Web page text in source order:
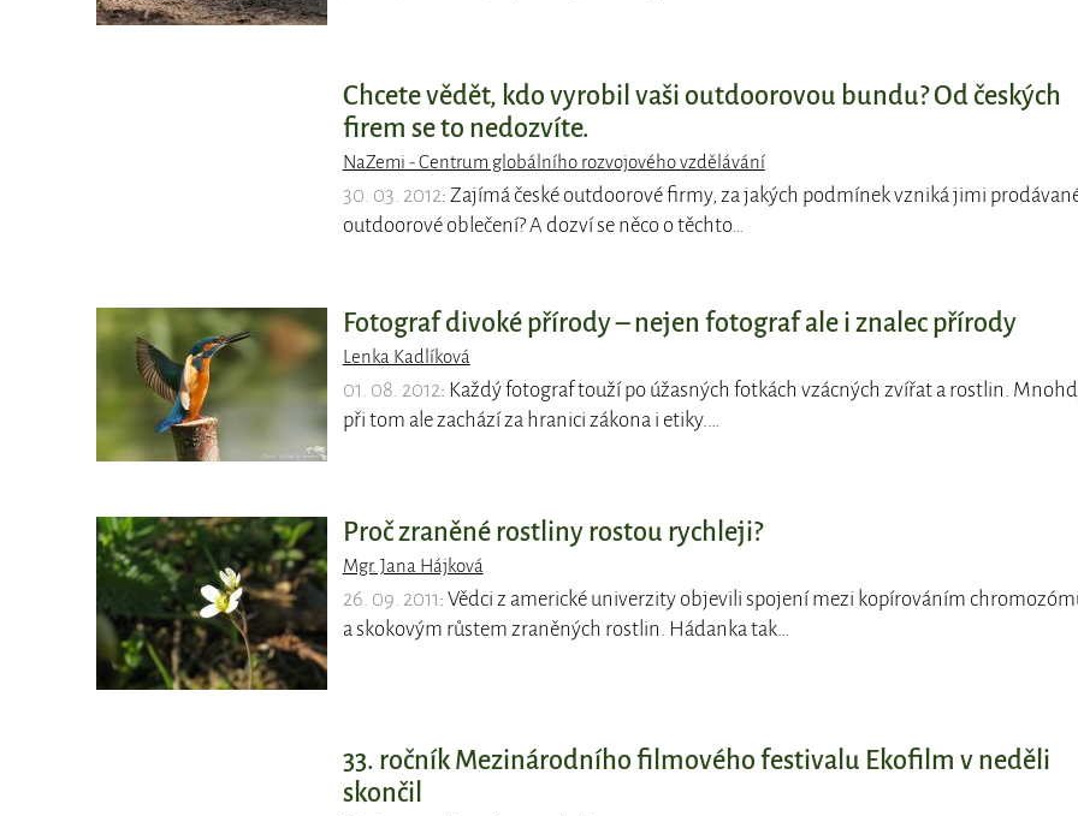
Chcete vědět, kdo vyrobil vaši outdoorovou bundu? Od českých
firem se to nedozvíte.
NaZemi - Centrum globálního rozvojového vzdělávání
30. 03. 2012: Zajímá české outdoorové firmy, za jakých podmínek vzniká jimi
outdoorové oblečení? A dozví se něco o těchto…
Fotograf divoké přírody – nejen fotograf ale i znalec přírody
Lenka Kadlíková
01. 08. 2012: Každý fotograf touží po úžasných fotkách vzácných zvířat a rostlin.
při tom ale zachází za hranici zákona i etiky.…
Proč zraněné rostliny rostou rychleji?
Mgr. Jana Hájková
26. 09. 2011: Vědci z americké univerzity objevili spojení mezi kopírováním
a skokovým růstem zraněných rostlin. Hádanka tak…
33. ročník Mezinárodního filmového festivalu Ekofilm v neděli
skončil